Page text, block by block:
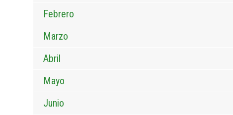
Febrero
Marzo
Abril
Mayo
Junio